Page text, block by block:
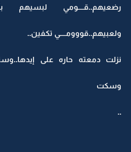
رضعيهم..قــــومي لبسيهم
ولعبيهم..قووومــــي تكفين..
نزلت دمعته حاره على
وسكت
..